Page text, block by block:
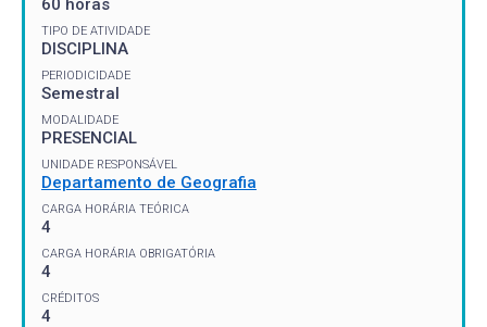
TIPO DE ATIVIDADE
DISCIPLINA
PERIODICIDADE
Semestral
MODALIDADE
PRESENCIAL
UNIDADE RESPONSÁVEL
Departamento de Geografia
CARGA HORÁRIA TEÓRICA
4
CARGA HORÁRIA OBRIGATÓRIA
4
CRÉDITOS
4